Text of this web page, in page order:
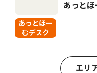
あっとほー
むデスク
あっとほ
エリ